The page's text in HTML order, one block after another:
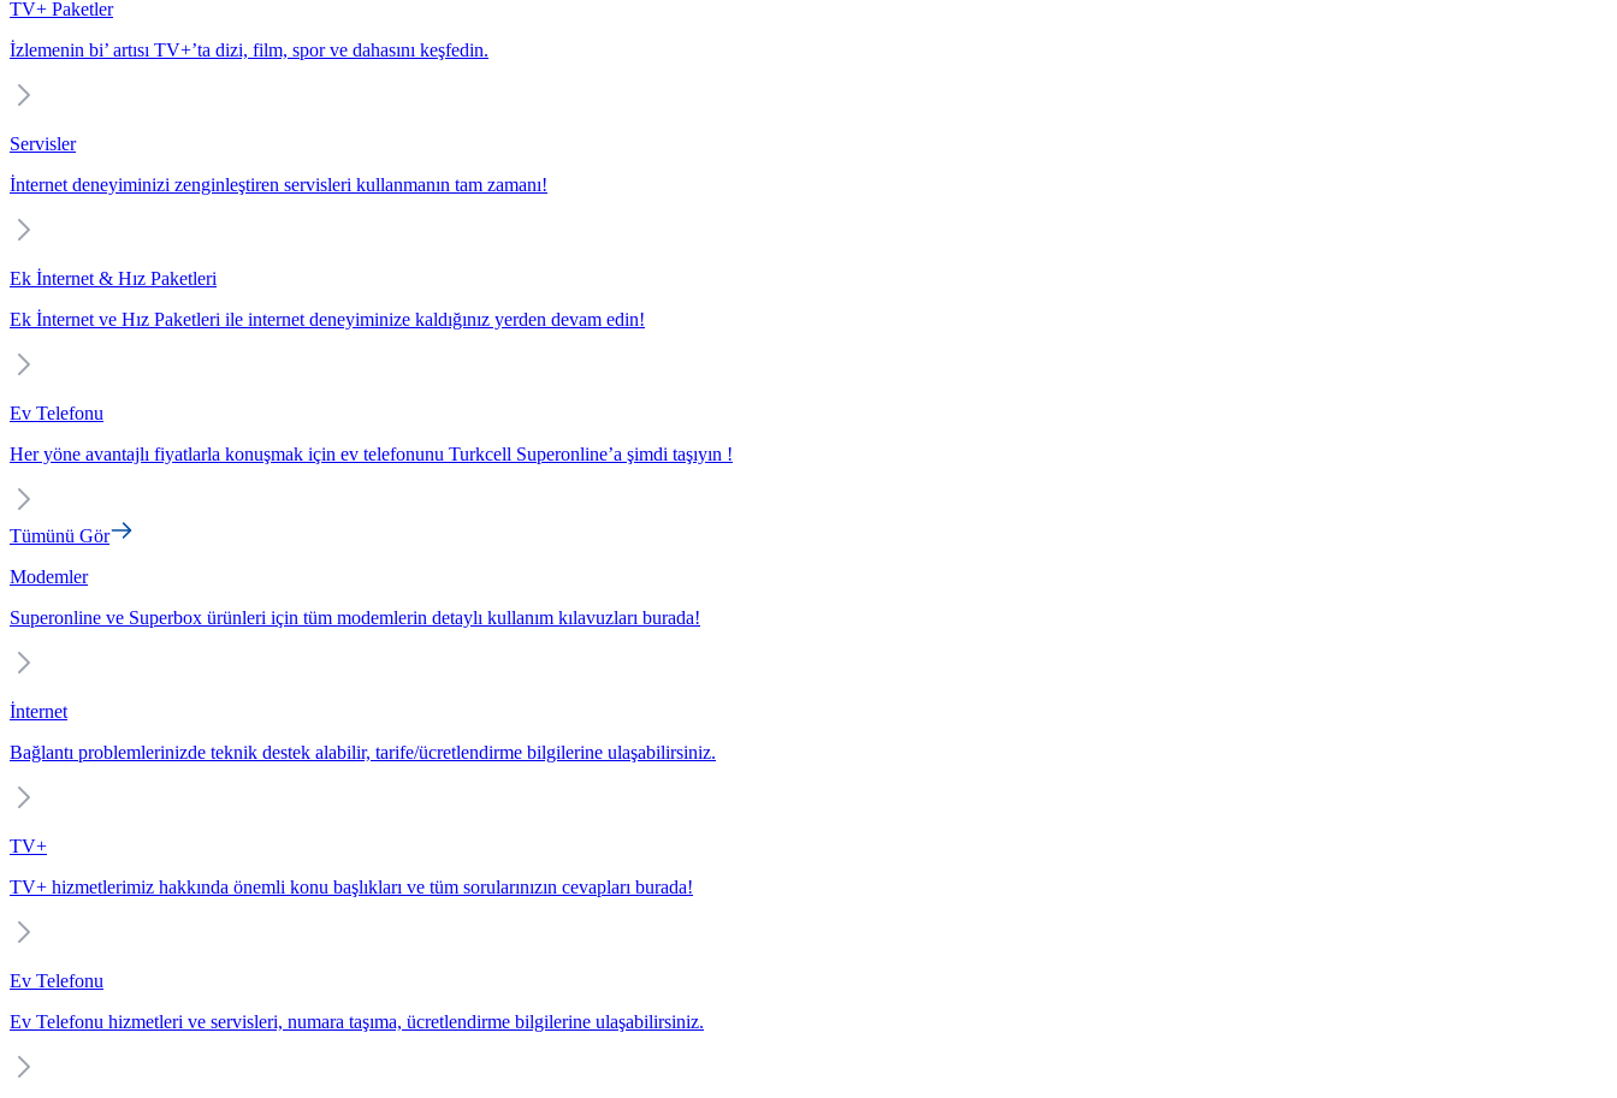
TV+ Paketler
İzlemenin bi’ artısı TV+’ta dizi, film, spor ve dahasını keşfedin.
Servisler
İnternet deneyiminizi zenginleştiren servisleri kullanmanın tam zamanı!
Ek İnternet & Hız Paketleri
Ek İnternet ve Hız Paketleri ile internet deneyiminize kaldığınız yerden devam edin!
Ev Telefonu
Her yöne avantajlı fiyatlarla konuşmak için ev telefonunu Turkcell Superonline’a şimdi taşıyın !
Tümünü Gör
Modemler
Superonline ve Superbox ürünleri için tüm modemlerin detaylı kullanım kılavuzları burada!
İnternet
Bağlantı problemlerinizde teknik destek alabilir, tarife/ücretlendirme bilgilerine ulaşabilirsiniz.
TV+
TV+ hizmetlerimiz hakkında önemli konu başlıkları ve tüm sorularınızın cevapları burada!
Ev Telefonu
Ev Telefonu hizmetleri ve servisleri, numara taşıma, ücretlendirme bilgilerine ulaşabilirsiniz.